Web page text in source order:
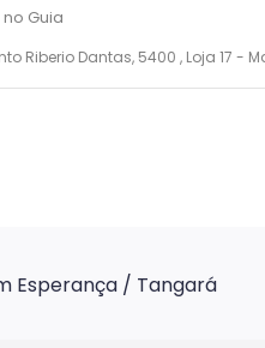
Guia
Dantas, 5400 , Loja 17 - Manguinhos - Armação dos
Esperança / Tangará